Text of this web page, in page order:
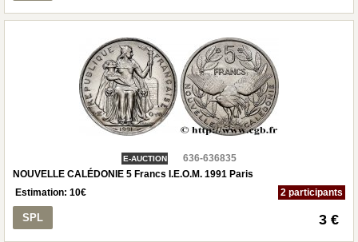
E-AUCTION
636-636835
NOUVELLE CALÉDONIE 5 Francs I.E.O.M. 1991 Paris
Estimation: 10€ 2 participants
SPL 3 €